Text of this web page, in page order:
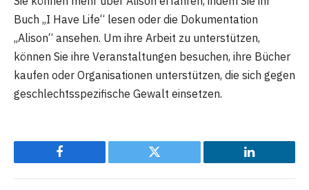
Buch „I Have Life“ lesen oder die Dokumentation
„Alison“ ansehen. Um ihre Arbeit zu unterstützen,
können Sie ihre Veranstaltungen besuchen, ihre Bücher
kaufen oder Organisationen unterstützen, die sich gegen
geschlechtsspezifische Gewalt einsetzen.
Facebook Twitter LinkedIn